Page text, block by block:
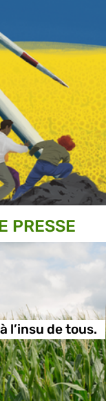
PRESSE
l’insu de tous.